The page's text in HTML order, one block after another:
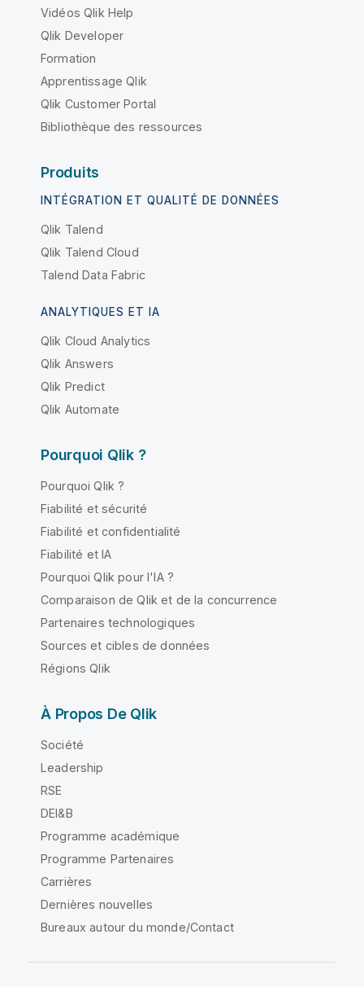
Vidéos Qlik Help
Qlik Developer
Formation
Apprentissage Qlik
Qlik Customer Portal
Bibliothèque des ressources
Produits
INTÉGRATION ET QUALITÉ DE DONNÉES
Qlik Talend
Qlik Talend Cloud
Talend Data Fabric
ANALYTIQUES ET IA
Qlik Cloud Analytics
Qlik Answers
Qlik Predict
Qlik Automate
Pourquoi Qlik ?
Pourquoi Qlik ?
Fiabilité et sécurité
Fiabilité et confidentialité
Fiabilité et IA
Pourquoi Qlik pour l'IA ?
Comparaison de Qlik et de la concurrence
Partenaires technologiques
Sources et cibles de données
Régions Qlik
À Propos De Qlik
Société
Leadership
RSE
DEI&B
Programme académique
Programme Partenaires
Carrières
Dernières nouvelles
Bureaux autour du monde/Contact